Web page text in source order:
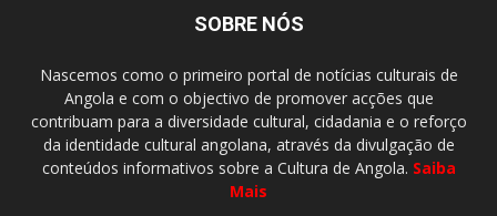
SOBRE NÓS
Nascemos como o primeiro portal de notícias culturais de
Angola e com o objectivo de promover acções que
contribuam para a diversidade cultural, cidadania e o reforço
da identidade cultural angolana, através da divulgação de
conteúdos informativos sobre a Cultura de Angola. Saiba
Mais